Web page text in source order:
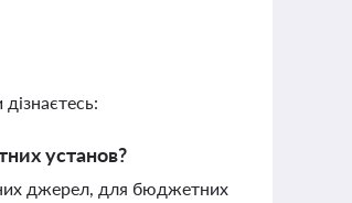
установ?
джерел, для бюджетних